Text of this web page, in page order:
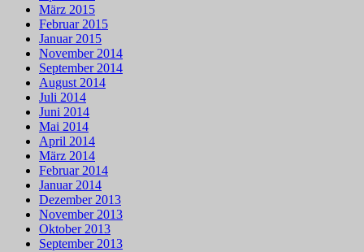
März 2015
Februar 2015
Januar 2015
November 2014
September 2014
August 2014
Juli 2014
Juni 2014
Mai 2014
April 2014
März 2014
Februar 2014
Januar 2014
Dezember 2013
November 2013
Oktober 2013
September 2013